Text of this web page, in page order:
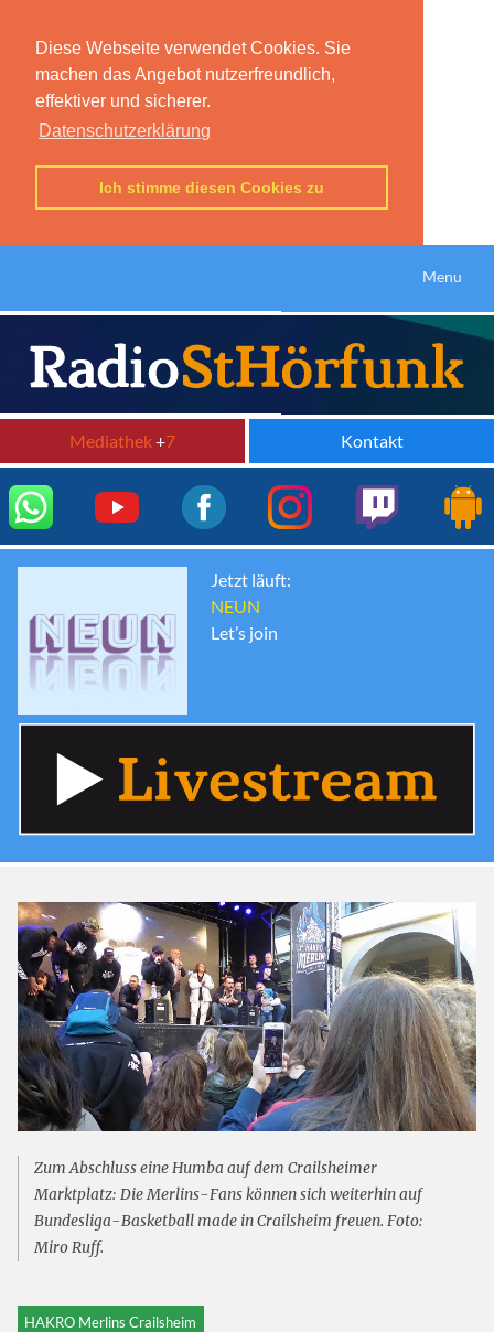
Diese Webseite verwendet Cookies. Sie
machen das Angebot nutzerfreundlich,
effektiver und sicherer.
Datenschutzerklärung
Ich stimme diesen Cookies zu
Menu
Mediathek+7 Kontakt
Jetzt läuft:
NEUN
Let’s join
Zum Abschluss eine Humba auf dem Crailsheimer
Marktplatz: Die Merlins-Fans können sich weiterhin auf
Bundesliga-Basketball made in Crailsheim freuen. Foto:
Miro Ruff.
HAKRO Merlins Crailsheim